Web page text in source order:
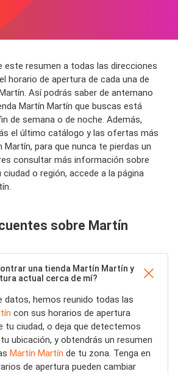
este resumen a todas las direcciones
horario de apertura de cada una de
Así podrás saber de antemano
Martín Martín que buscas está
de semana o de noche. Además,
el último catálogo y las ofertas más
para que nunca te pierdas un
consultar más información sobre
o región, accede a la página
sobre Martín
una tienda Martín Martín y
actual cerca de mí?
datos, hemos reunido todas las
con sus horarios de apertura
tu ciudad, o deja que detectemos
ubicación, y obtendrás un resumen
Martín Martín de tu zona. Tenga en
de apertura pueden cambiar